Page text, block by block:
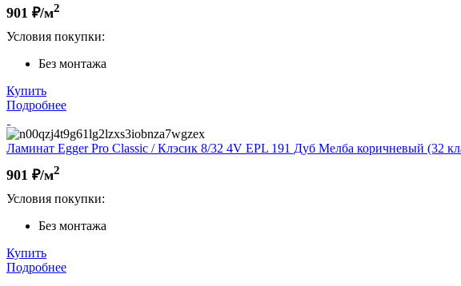
901 ₽/м2
Условия покупки:
Без монтажа
Купить
Подробнее
Ламинат Egger Pro Classic / Клэсик 8/32 4V EPL 191 Дуб Мелба коричневый (32
901 ₽/м2
Условия покупки:
Без монтажа
Купить
Подробнее